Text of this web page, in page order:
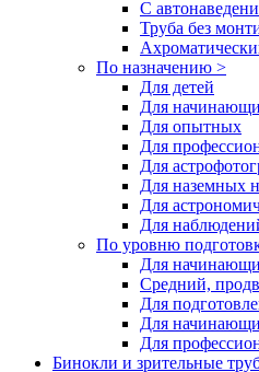
С
Труба без
По назначению >
Для детей
Для
Для опытных
Для
Для
Для наземных
Для
Для
По уровню
Для
Средний,
Для
Для
Для
Бинокли и зрительные